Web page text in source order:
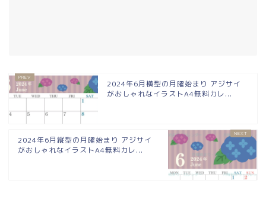
2024年6月横型の月曜始まり アジサイ
がおしゃれなイラストA4無料カレ...
2024年6月縦型の月曜始まり アジサイ
がおしゃれなイラストA4無料カレ...